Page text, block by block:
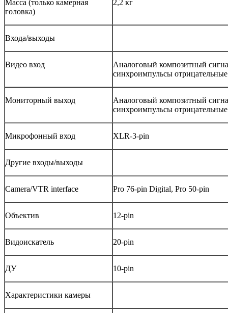
Масса (только камерная
головка)
2,2 кг
Входа/выходы
Видео вход
Аналоговый композитный
синхроимпульсы отрицательные
Мониторный выход
Аналоговый композитный
синхроимпульсы отрицательные
Микрофонный вход XLR-3-pin
Другие входы/выходы
Camera/VTR interface Pro 76-pin Digital, Pro 50-pin
Объектив 12-pin
Видоискатель 20-pin
ДУ 10-pin
Характеристики камеры